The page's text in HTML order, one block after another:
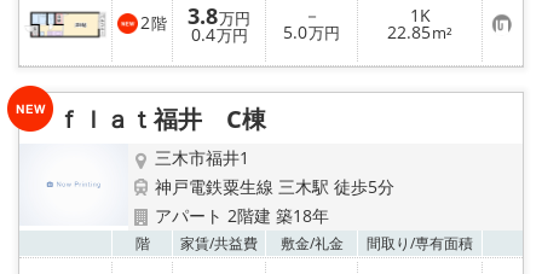
会社概要
メールでお問い合わせ
2階 3.8万円
0.4万円
－
5.0万円
1K
22.85m² お
気
に
り
ｆｌａｔ福井 C棟
三木市福井1
神戸電鉄粟生線 三木駅 徒歩5分
アパート 2階建 築18年
階 家賃/共益費 敷金/礼金 間取り/専有面積